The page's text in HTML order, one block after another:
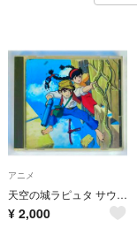
アニメ
天空の城ラピュタ サウンドトラック 飛行石の謎 初期盤 32ATC-115 セル画
¥ 2,000